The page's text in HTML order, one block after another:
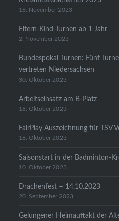
16. November 2023
Eltern-Kind-Turnen ab 1 Jahr
2. November 2023
Bundespokal Turnen: Fünf
vertreten Niedersachsen
30. Oktober 2023
Arbeitseinsatz am B-Platz
18. Oktober 2023
FairPlay Auszeichnung für TSV
18. Oktober 2023
Saisonstart in der Badminton-
10. Oktober 2023
Drachenfest – 14.10.2023
20. September 2023
Gelungener Heimauftakt der